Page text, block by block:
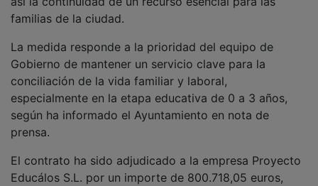
familias de la ciudad.
Gobierno de mantener un servicio clave para la
conciliación de la vida familiar y laboral,
especialmente en la etapa educativa de 0 a 3 años,
según ha informado el Ayuntamiento en nota de
prensa.
Educálos S.L. por un importe de 800.718,05 euros,